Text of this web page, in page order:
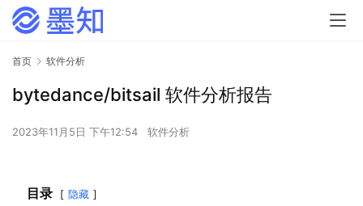
首页 软件分析
bytedance/bitsail 软件分析报告
2023年11月5日 下午12:54 软件分析
目录 隐藏